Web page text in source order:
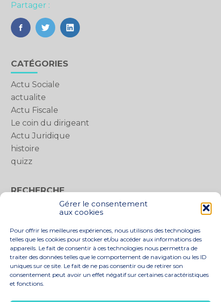
Gérer le consentement
aux cookies
Pour offrir les meilleures expériences, nous utilisons des technologies
telles que les cookies pour stocker et/ou accéder aux informations des
appareils. Le fait de consentir à ces technologies nous permettra de
traiter des données telles que le comportement de navigation ou les ID
uniques sur ce site. Le fait de ne pas consentir ou de retirer son
consentement peut avoir un effet négatif sur certaines caractéristiques
et fonctions.
Partager :
FaceBook
TwitterLinkedIn
Blog
sidebar
CATÉGORIES
Actu Sociale
actualite
Actu Fiscale
Le coin du dirigeant
Actu Juridique
histoire
quizz
RECHERCHE
Rechercher :